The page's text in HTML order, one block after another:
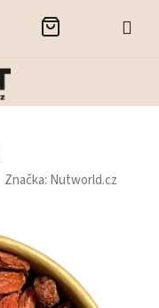
NÁKUPNÍ
Značka: Nutworld.cz